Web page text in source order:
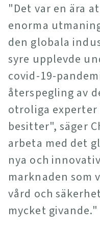
"Det var en ära
enorma
den globala
syre upplevde
covid-19-
återspegling av
otroliga experter
besitter", säger
arbeta med det
nya och
marknaden som
vård och
mycket givande."